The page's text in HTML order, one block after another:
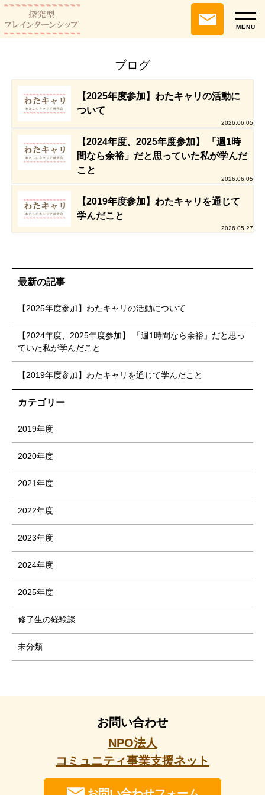
MENU
ブログ
2026.06.05
【2025年度参加】わたキャリの活動に
ついて
2026.06.05
【2024年度、2025年度参加】 「週1時
間なら余裕」だと思っていた私が学んだ
こと
2026.05.27
【2019年度参加】わたキャリを通じて
学んだこと
最新の記事
【2025年度参加】わたキャリの活動について
【2024年度、2025年度参加】 「週1時間なら余裕」だと思っ
ていた私が学んだこと
【2019年度参加】わたキャリを通じて学んだこと
カテゴリー
2019年度
2020年度
2021年度
2022年度
2023年度
2024年度
2025年度
修了生の経験談
未分類
お問い合わせ
NPO法人
コミュニティ事業支援ネット